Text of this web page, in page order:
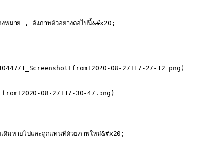
หมาย , ดังภาพตัวอย่างต่อไปนี้&#x20;
08-27+17-27-12.png)
08-27+17-30-47.png)
มหายไปและถูกแทนที่ด้วยภาพใหม่&#x20;